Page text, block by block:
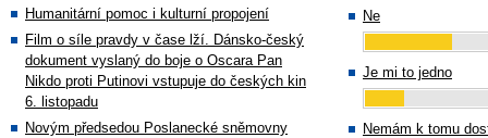
Humanitární pomoc i kulturní propojení
Film o síle pravdy v čase lží. Dánsko-český
dokument vyslaný do boje o Oscara Pan
Nikdo proti Putinovi vstupuje do českých kin
6. listopadu
Novým předsedou Poslanecké sněmovny
Ne
Je mi to jedno
Nemám k tomu